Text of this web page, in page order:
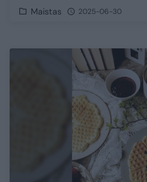
Maistas 2025-06-30